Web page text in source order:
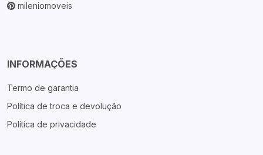
mileniomoveis
INFORMAÇÕES
Termo de garantia
Política de troca e devolução
Política de privacidade